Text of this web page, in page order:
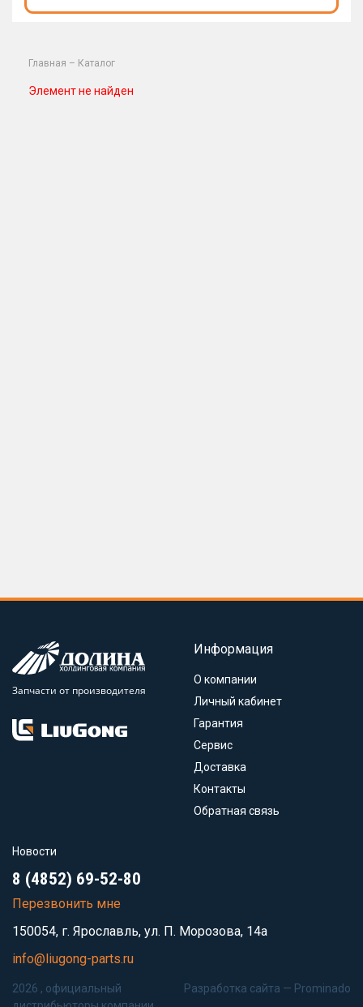
Главная – Каталог
Элемент не найден
Запчасти от производителя
Информация
О компании
Личный кабинет
Гарантия
Сервис
Доставка
Контакты
Обратная связь
Новости
8 (4852) 69-52-80
Перезвонить мне
150054, г. Ярославль, ул. П. Морозова, 14а
info@liugong-parts.ru
2026 , официальный
Разработка сайта — Prominado